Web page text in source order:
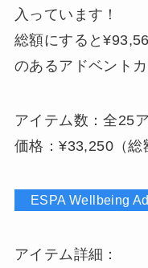
入っています！
総額にすると
のあるアドベント
アイテム数：全25
価格：¥33,250（総
ESPA Wellbeing
アイテム詳細：